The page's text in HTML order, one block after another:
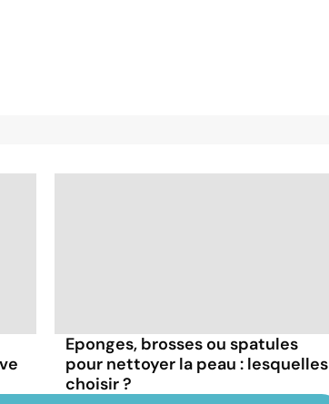
Eponges, brosses ou spatules
pour nettoyer la peau : lesquelles
choisir ?